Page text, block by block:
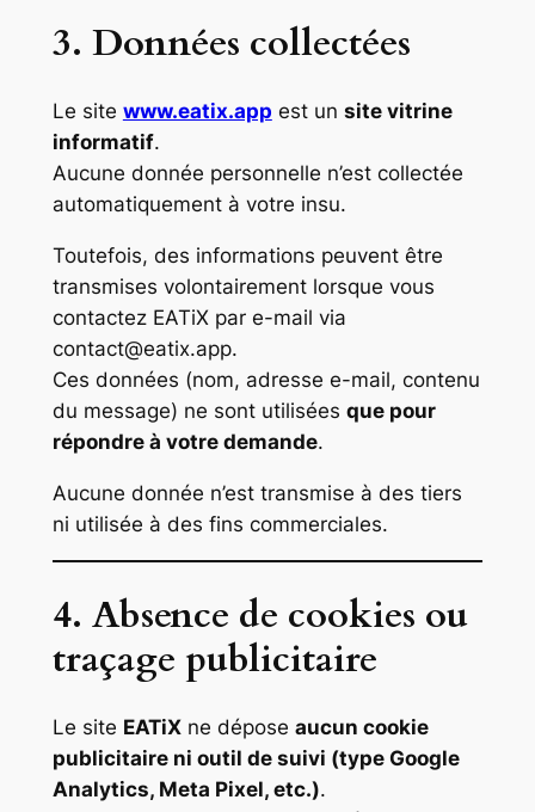
3. Données collectées
Le site www.eatix.app est un site vitrine
informatif.
Aucune donnée personnelle n’est collectée
automatiquement à votre insu.
Toutefois, des informations peuvent être
transmises volontairement lorsque vous
contactez EATiX par e-mail via
contact@eatix.app.
Ces données (nom, adresse e-mail, contenu
du message) ne sont utilisées que pour
répondre à votre demande.
Aucune donnée n’est transmise à des tiers
ni utilisée à des fins commerciales.
4. Absence de cookies ou
traçage publicitaire
Le site EATiXne dépose aucun cookie
publicitaire ni outil de suivi (type Google
Analytics, Meta Pixel, etc.).